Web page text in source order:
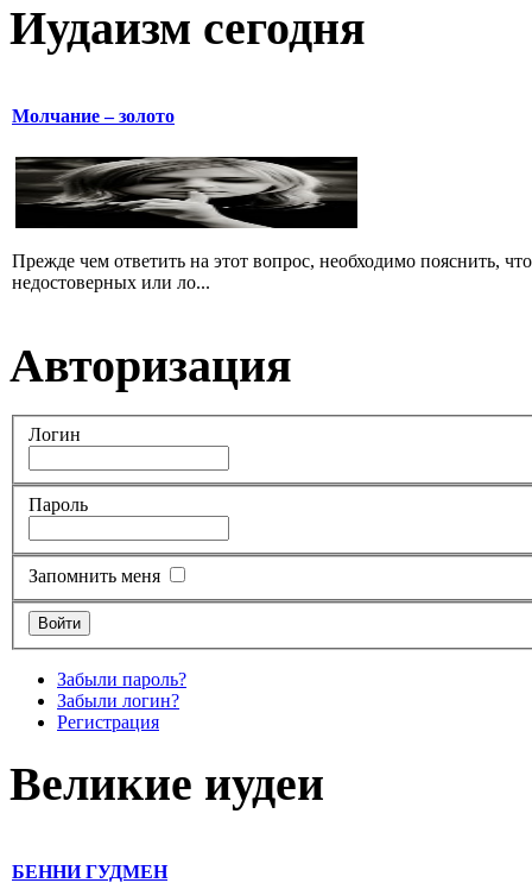
Иудаизм сегодня
Молчание – золото
Прежде чем ответить на этот вопрос, необходимо пояснить,
недостоверных или ло...
Авторизация
Логин
Пароль
Запомнить меня
Забыли пароль?
Забыли логин?
Регистрация
Великие иудеи
БЕННИ ГУДМЕН